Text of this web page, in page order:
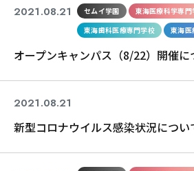
2021.08.21 セムイ学園
東海医療科学専門
東海歯科医療専門学校
東海医
オープンキャンパス（8/22）開催に
2021.08.21
新型コロナウイルス感染状況につい